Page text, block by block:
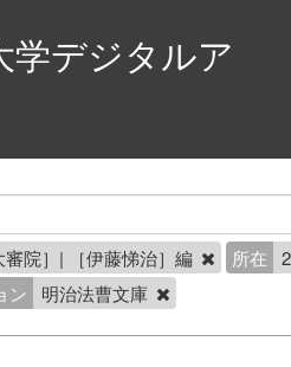
学デジタルア
審院］| ［伊藤悌治］編 所在
ン
明治法曹文庫